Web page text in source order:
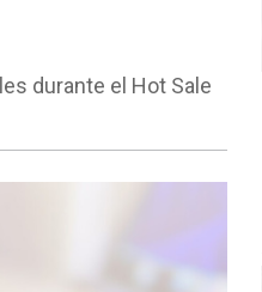
durante el Hot Sale